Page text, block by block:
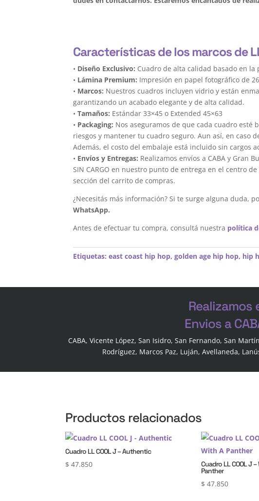
Características de los marcos de
• Diseño Exclusivo: Cuadro de alta calidad basado en la
• Lámina Premium: Impresión en papel fotográfico de
• Marcos: Nuestros cuadros incluyen vidrio y están
garantizando un acabado elegante y de alta calidad.
•Tamaños: Estándar 33×45 o Extended 45×63
• Packaging: Nos aseguramos de que cada cuadro
riesgos y mantener tu cuadro seguro. Aun así, en caso
Además, el costo del embalaje está incluido sin cargos
• Envíos y Entregas: Realizamos envíos a CABA y Gran
SIN CARGO en nuestro punto de entrega en el centro
sección del carrito de compras.
¿Necesitás más información? Si te surge alguna duda,
WhatsApp.
Antes de efectuar tu compra, consultá nuestra política
Etiquetas:east coast hip hop,golden age hip hop, hip
Envios a
CABA, Vicente López, San Isidro, San Fernando, San
Rodríguez, Marcos Paz, Luján, Avellaneda,
Productos relacionados
Cuadro LL COOL J – Authentic
$ 47.850 Cuadro LL COOL J
Panther
$ 47.850